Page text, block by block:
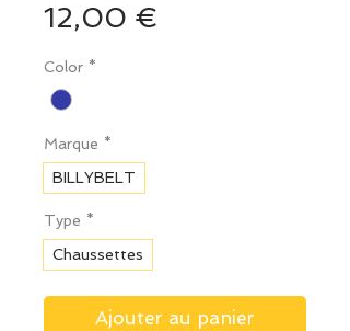
12,00 €
Color *
Marque *
BILLYBELT
Type *
Chaussettes
Ajouter au panier